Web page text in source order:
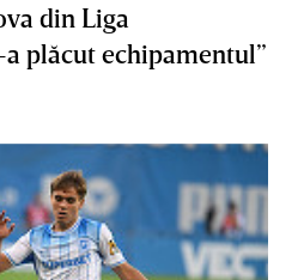
din Liga
plăcut echipamentul”